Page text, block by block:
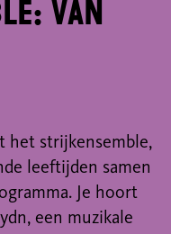
van
het strijkensemble,
leeftijden samen
Je hoort
een muzikale